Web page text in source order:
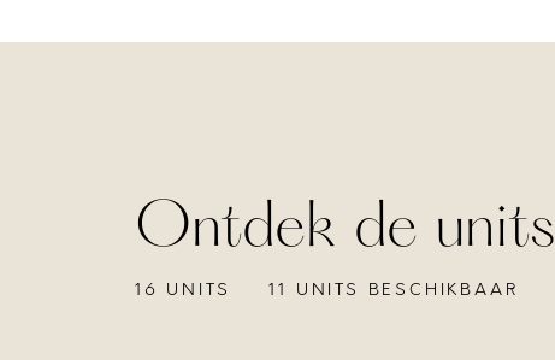
Ontdek de units
16 UNITS 11 UNITS BESCHIKBAAR